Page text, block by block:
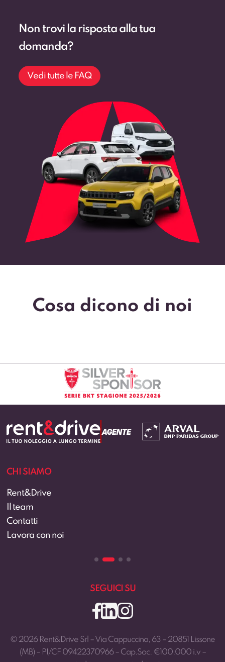
Non trovi la risposta alla tua
domanda?
Vedi tutte le FAQ
Cosa dicono di noi
CHI SIAMO
Rent&Drive
Il team
Contatti
Lavora con noi
SEGUICI SU
© 2026 Rent&Drive Srl – Via Cappuccina, 63 – 20851 Lissone
(MB) – PI/CF 09422370966 – Cap.Soc. €100.000 i.v –